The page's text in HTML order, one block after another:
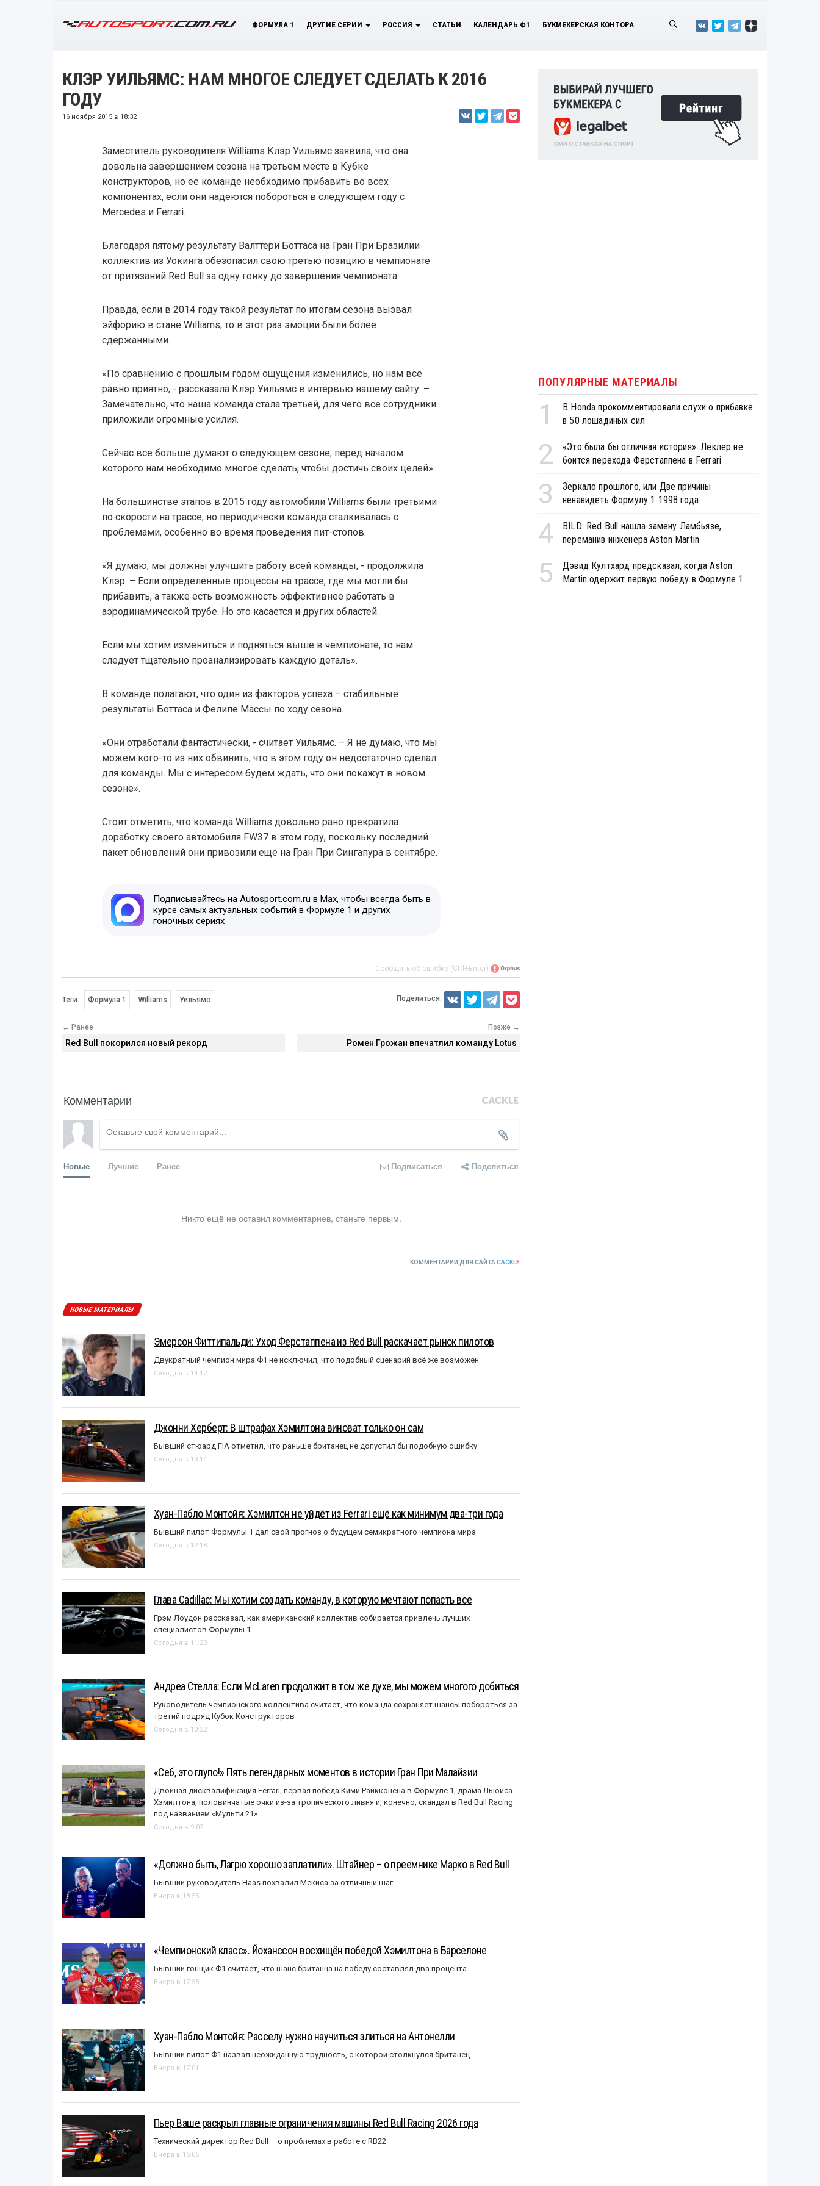
ФОРМУЛА 1 ДРУГИЕ СЕРИИ РОССИЯ СТАТЬИ КАЛЕНДАРЬ Ф1 БУКМЕКЕРСКАЯ КОНТОРА
КЛЭР УИЛЬЯМС: НАМ МНОГОЕ СЛЕДУЕТ СДЕЛАТЬ К 2016
ГОДУ
16 ноября 2015 в 18:32
Заместитель руководителя Williams Клэр Уильямс заявила, что она
довольна завершением сезона на третьем месте в Кубке
конструкторов, но ее команде необходимо прибавить во всех
компонентах, если они надеются побороться в следующем году с
Mercedes и Ferrari.
Благодаря пятому результату Валттери Боттаса на Гран При Бразилии
коллектив из Уокинга обезопасил свою третью позицию в чемпионате
от притязаний Red Bull за одну гонку до завершения чемпионата.
Правда, если в 2014 году такой результат по итогам сезона вызвал
эйфорию в стане Williams, то в этот раз эмоции были более
сдержанными.
«По сравнению с прошлым годом ощущения изменились, но нам всё
равно приятно, - рассказала Клэр Уильямс в интервью нашему сайту. –
Замечательно, что наша команда стала третьей, для чего все сотрудники
приложили огромные усилия.
Сейчас все больше думают о следующем сезоне, перед началом
которого нам необходимо многое сделать, чтобы достичь своих целей».
На большинстве этапов в 2015 году автомобили Williams были третьими
по скорости на трассе, но периодически команда сталкивалась с
проблемами, особенно во время проведения пит-стопов.
«Я думаю, мы должны улучшить работу всей команды, - продолжила
Клэр. – Если определенные процессы на трассе, где мы могли бы
прибавить, а также есть возможность эффективнее работать в
аэродинамической трубе. Но это касается и других областей.
Если мы хотим измениться и подняться выше в чемпионате, то нам
следует тщательно проанализировать каждую деталь».
В команде полагают, что один из факторов успеха – стабильные
результаты Боттаса и Фелипе Массы по ходу сезона.
«Они отработали фантастически, - считает Уильямс. – Я не думаю, что мы
можем кого-то из них обвинить, что в этом году он недостаточно сделал
для команды. Мы с интересом будем ждать, что они покажут в новом
сезоне».
Стоит отметить, что команда Williams довольно рано прекратила
доработку своего автомобиля FW37 в этом году, поскольку последний
пакет обновлений они привозили еще на Гран При Сингапура в сентябре.
Подписывайтесь на Autosport.com.ru в Max, чтобы всегда быть в
курсе самых актуальных событий в Формуле 1 и других
гоночных сериях
Сообщить об ошибке (Ctrl+Enter)
Теги: Формула 1 Williams Уильямс Поделиться:
← Ранее
Red Bull покорился новый рекорд
Позже →
Ромен Грожан впечатлил команду Lotus
Комментарии
Новые Лучшие Ранее Подписаться Поделиться
Никто ещё не оставил комментариев, станьте первым.
КОММЕНТАРИИ ДЛЯ САЙТА CACKLE
НОВЫЕ МАТЕРИАЛЫ
Эмерсон Фиттипальди: Уход Ферстаппена из Red Bull раскачает рынок пилотов
Двукратный чемпион мира Ф1 не исключил, что подобный сценарий всё же возможен
Сегодня в 14:12
Джонни Херберт: В штрафах Хэмилтона виноват только он сам
Бывший стюард FIA отметил, что раньше британец не допустил бы подобную ошибку
Сегодня в 13:14
Хуан-Пабло Монтойя: Хэмилтон не уйдёт из Ferrari ещё как минимум два-три года
Бывший пилот Формулы 1 дал свой прогноз о будущем семикратного чемпиона мира
Сегодня в 12:18
Глава Cadillac: Мы хотим создать команду, в которую мечтают попасть все
Грэм Лоудон рассказал, как американский коллектив собирается привлечь лучших
специалистов Формулы 1
Сегодня в 11:20
Андреа Стелла: Если McLaren продолжит в том же духе, мы можем многого добиться
Руководитель чемпионского коллектива считает, что команда сохраняет шансы побороться за
третий подряд Кубок Конструкторов
Сегодня в 10:22
«Себ, это глупо!» Пять легендарных моментов в истории Гран При Малайзии
Двойная дисквалификация Ferrari, первая победа Кими Райкконена в Формуле 1, драма Льюиса
Хэмилтона, половинчатые очки из-за тропического ливня и, конечно, скандал в Red Bull Racing
под названием «Mульти 21»…
Сегодня в 9:02
«Должно быть, Лагрю хорошо заплатили». Штайнер – о преемнике Марко в Red Bull
Бывший руководитель Haas похвалил Мекиса за отличный шаг
Вчера в 18:55
«Чемпионский класс». Йоханссон восхищён победой Хэмилтона в Барселоне
Бывший гонщик Ф1 считает, что шанс британца на победу составлял два процента
Вчера в 17:58
Хуан-Пабло Монтойя: Расселу нужно научиться злиться на Антонелли
Бывший пилот Ф1 назвал неожиданную трудность, с которой столкнулся британец
Вчера в 17:01
Пьер Ваше раскрыл главные ограничения машины Red Bull Racing 2026 года
Технический директор Red Bull – о проблемах в работе с RB22
Вчера в 16:05
ПОПУЛЯРНЫЕ МАТЕРИАЛЫ
1
В Honda прокомментировали слухи о прибавке
в 50 лошадиных сил
2
«Это была бы отличная история». Леклер не
боится перехода Ферстаппена в Ferrari
3
Зеркало прошлого, или Две причины
ненавидеть Формулу 1 1998 года
4
BILD: Red Bull нашла замену Ламбьязе,
переманив инженера Aston Martin
5
Дэвид Култхард предсказал, когда Aston
Martin одержит первую победу в Формуле 1